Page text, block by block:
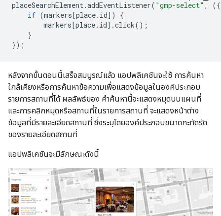
placeSearchElement.addEventListener( "gmp-select" ,
({
if (markers [place. id])
{
markers [place. id].click();
}
});
หลังจากขั้นตอนนี้เสร็จสมบูรณ์แล้ว แอปพลิเคชันจะใช้ การค้นหา
ใกล้เคียงหรือการค้นหาข้อความเพื่อแสดงข้อมูลในองค์ประกอบ
รายการสถานที่ได้ ผลลัพธ์ของ คำค้นหานี้จะแสดงหมุดบนแผนที่
และการคลิกหมุดหรือสถานที่ในรายการสถานที่ จะแสดงหน้าต่าง
ข้อมูลที่มีรายละเอียดสถานที่ ซึ่งระบุโดยองค์ประกอบขนาดกะทัดรัด
ของรายละเอียดสถานที่
แอปพลิเคชันจะมีลักษณะดังนี้